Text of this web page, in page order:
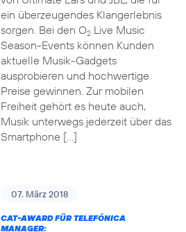
ein überzeugendes Klangerlebnis
sorgen. Bei den O2Live Music
Season-Events können Kunden
aktuelle Musik-Gadgets
ausprobieren und hochwertige
Preise gewinnen. Zur mobilen
Freiheit gehört es heute auch,
Musik unterwegs jederzeit über das
Smartphone […]
07. März 2018
CAT-AWARD FÜR TELEFÓNICA
MANAGER: